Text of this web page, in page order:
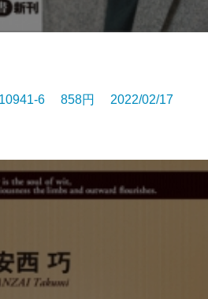
6 858円 2022/02/17